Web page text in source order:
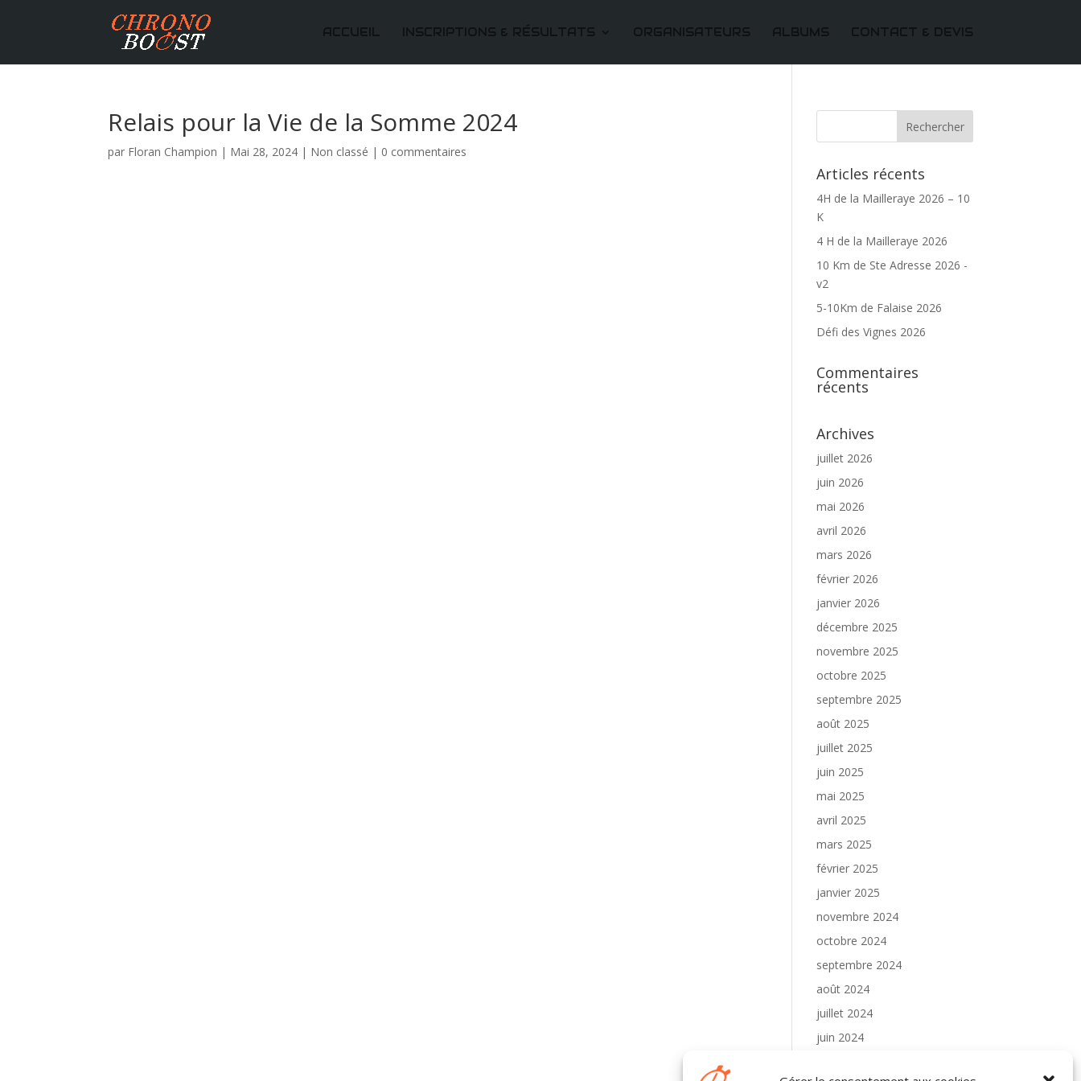
ACCUEIL INSCRIPTIONS & RÉSULTATS ORGANISATEURS ALBUMS CONTACT & DEVIS
Relais pour la Vie de la Somme 2024
par Floran Champion | Mai 28, 2024 | Non classé | 0 commentaires
Articles récents
4H de la Mailleraye 2026 – 10
K
4 H de la Mailleraye 2026
10 Km de Ste Adresse 2026 -
v2
5-10Km de Falaise 2026
Défi des Vignes 2026
Commentaires
récents
Archives
juillet 2026
juin 2026
mai 2026
avril 2026
mars 2026
février 2026
janvier 2026
décembre 2025
novembre 2025
octobre 2025
septembre 2025
août 2025
juillet 2025
juin 2025
mai 2025
avril 2025
mars 2025
février 2025
janvier 2025
novembre 2024
octobre 2024
septembre 2024
août 2024
juillet 2024
juin 2024